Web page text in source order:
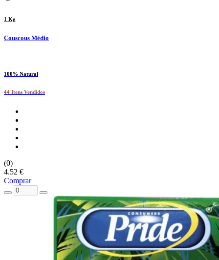
1 Kg
Couscous Médio
100% Natural
44 Itens Vendidos
(0)
4.52 €
Comprar